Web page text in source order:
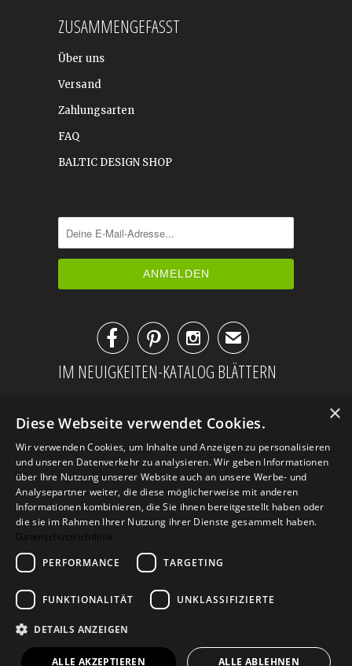
ZUSAMMENGEFASST
Über uns
Versand
Zahlungsarten
FAQ
BALTIC DESIGN SHOP
✉
IM NEUIGKEITEN-KATALOG BLÄTTERN
AGB Datenschutz
Impressum
Kontakt
© 2026Design Geschenke
Shop
×
Diese Webseite verwendet Cookies.
Wir verwenden Cookies, um Inhalte und Anzeigen zu personalisieren
und unseren Datenverkehr zu analysieren. Wir geben Informationen
über Ihre Nutzung unserer Website auch an unsere Werbe- und
Analysepartner weiter, die diese möglicherweise mit anderen
Informationen kombinieren, die Sie ihnen bereitgestellt haben oder
die sie im Rahmen Ihrer Nutzung ihrer Dienste gesammelt haben.
Datenschutzrichtlinie
PERFORMANCE
TARGETING
FUNKTIONALITÄT UNKLASSIFIZIERTE
DETAILS ANZEIGEN
ALLE AKZEPTIEREN ALLE ABLEHNEN